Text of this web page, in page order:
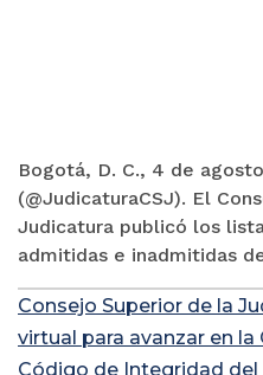
Bogotá, D. C., 4 de
(@JudicaturaCSJ). El
Judicatura publicó los
admitidas e inadmitidas
Consejo Superior de la
virtual para avanzar en
Código de Integridad del